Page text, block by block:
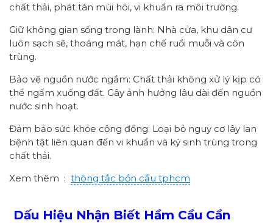
chất thải, phát tán mùi hôi, vi khuẩn ra môi trường.
Giữ không gian sống trong lành: Nhà cửa, khu dân cư
luôn sạch sẽ, thoáng mát, hạn chế ruồi muỗi và côn
trùng.
Bảo vệ nguồn nước ngầm: Chất thải không xử lý kịp có
thể ngấm xuống đất. Gây ảnh hưởng lâu dài đến nguồn
nước sinh hoạt.
Đảm bảo sức khỏe cộng đồng: Loại bỏ nguy cơ lây lan
bệnh tật liên quan đến vi khuẩn và ký sinh trùng trong
chất thải.
Xem thêm : thông tắc bồn cầu tphcm
Dấu Hiệu Nhận Biết Hầm Cầu Cần